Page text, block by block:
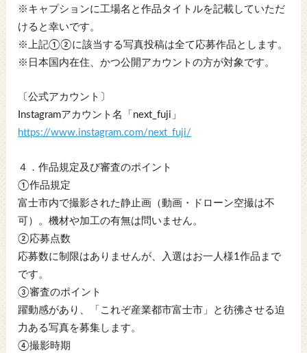
※キャプションに工場名と作品タイトルを記載していただ
けると幸いです。
※上記①②に該当する写真投稿は全て応募作品とします。
※日本国内在住、かつ公開アカウントの方が対象です。
〔公式アカウント〕
Instagramアカウント名「next_fuji」
https://www.instagram.com/next_fuji/
４．作品規定及び審査のポイント
①作品規定
富士市内で撮影された静止画（動画・ドローン空撮は不
可）。機材や加工の有無は問いません。
②応募点数
応募数に制限はありませんが、入選はお一人様1作品まで
です。
③審査のポイント
躍動感があり、「これぞ産業都市富士市」と彷彿させる迫
力ある写真を募集します。
④撮影時期